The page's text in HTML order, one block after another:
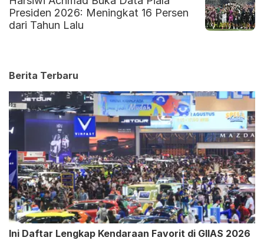
Presiden 2026: Meningkat 16 Persen
dari Tahun Lalu
Berita Terbaru
Ini Daftar Lengkap Kendaraan Favorit di GIIAS 2026